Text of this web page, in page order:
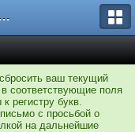
UnitedSouth
ваш текущий
соответствующие поля
регистру букв.
с просьбой о
на дальнейшие